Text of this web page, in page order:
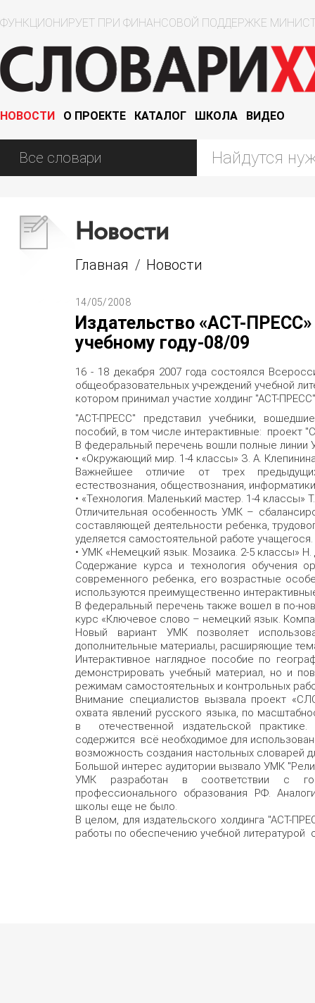
ФУНКЦИОНИРУЕТ ПРИ ФИНАНСОВОЙ ПОДДЕРЖКЕ
НОВОСТИ О ПРОЕКТЕ КАТАЛОГ ШКОЛА ВИДЕО
Новости
Главная / Новости
14/05/2008
Издательство «АСТ-ПРЕСС»
учебному году-08/09
16 - 18 декабря 2007 года состоялся
общеобразовательных учреждений учебной
котором принимал участие холдинг "АСТ-
"АСТ-ПРЕСС" представил учебники,
пособий, в том числе интерактивные: проект
В федеральный перечень вошли полные линии
• «Окружающий мир. 1-4 классы» З. А.
Важнейшее отличие от трех
естествознания, обществознания,
• «Технология. Маленький мастер. 1-4 классы»
Отличительная особенность УМК –
составляющей деятельности ребенка,
уделяется самостоятельной работе учащегося.
• УМК «Немецкий язык. Мозаика. 2-5 классы» Н.
Содержание курса и технология обучения
современного ребенка, его возрастные
используются преимущественно
В федеральный перечень также вошел в по-
курс «Ключевое слово – немецкий язык.
Новый вариант УМК позволяет
дополнительные материалы, расширяющие
Интерактивное наглядное пособие по
демонстрировать учебный материал, но и
режимам самостоятельных и контрольных
Внимание специалистов вызвала проект
охвата явлений русского языка, по
в отечественной издательской
содержится всё необходимое для
возможность создания настольных словарей
Большой интерес аудитории вызвало УМК
УМК разработан в соответствии с
профессионального образования РФ.
школы еще не было.
В целом, для издательского холдинга "АСТ-
работы по обеспечению учебной литературой